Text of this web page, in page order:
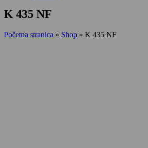
K 435 NF
Početna stranica » Shop » K 435 NF